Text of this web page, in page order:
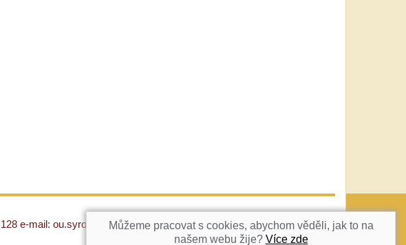
NAHORU
e-mail: ou.syrovatka@c-box.czMůžeme pracovat s cookies, abychom věděli, jak to na
našem webu žije? Více zde